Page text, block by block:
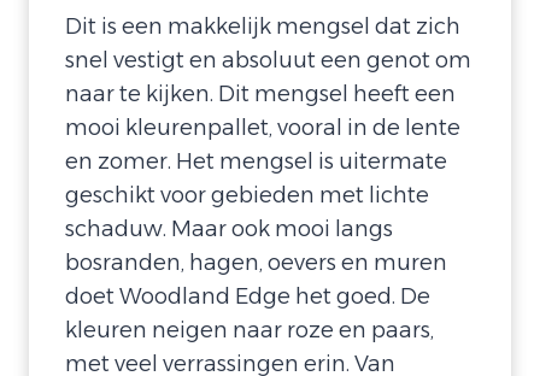
Dit is een makkelijk mengsel dat zich
snel vestigt en absoluut een genot om
naar te kijken. Dit mengsel heeft een
mooi kleurenpallet, vooral in de lente
en zomer. Het mengsel is uitermate
geschikt voor gebieden met lichte
schaduw. Maar ook mooi langs
bosranden, hagen, oevers en muren
doet Woodland Edge het goed. De
kleuren neigen naar roze en paars,
met veel verrassingen erin. Van